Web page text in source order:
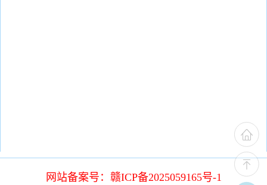
网站备案号：赣ICP备2025059165号-1